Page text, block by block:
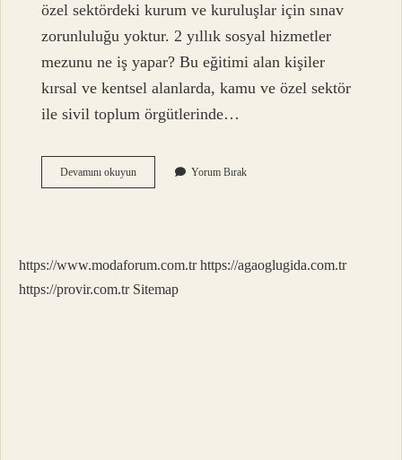
özel sektördeki kurum ve kuruluşlar için sınav
zorunluluğu yoktur. 2 yıllık sosyal hizmetler
mezunu ne iş yapar? Bu eğitimi alan kişiler
kırsal ve kentsel alanlarda, kamu ve özel sektör
ile sivil toplum örgütlerinde…
Devamını okuyunSosyal
Hizmetlerde
Okunmalı
Yorum Bırak
https://www.modaforum.com.tr https://agaoglugida.com.tr
https://provir.com.tr Sitemap